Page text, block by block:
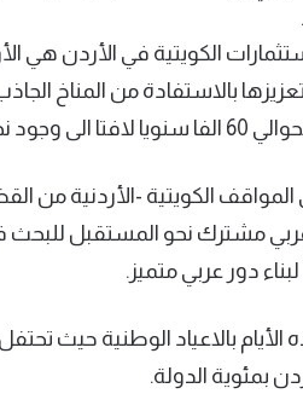
بالاستفادة من المناخ
في دولة الكويت.
الكويتية -الأردنية من
مشترك نحو المستقبل للبحث في
دور عربي متميز.
بمئوية الدولة.